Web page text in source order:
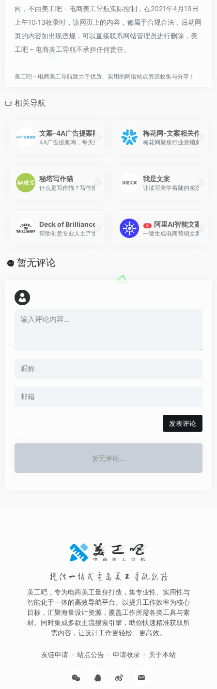
向，不由美工吧 – 电商美工导航实际控制，在2021年4月19日
上午10:13收录时，该网页上的内容，都属于合规合法，后期网
页的内容如出现违规，可以直接联系网站管理员进行删除，美
工吧 – 电商美工导航不承担任何责任。
美工吧 – 电商美工导航致力于优质、实用的网络站点资源收集与分享！
相关导航
文案-4A广告提案网
4A广告提案网，每天更新全球最新最热的广告圈资讯、创意；关注
梅花网-文案相关作品
梅花网聚焦行业营销案例，
秘塔写作猫
什么是写作猫？写作猫是新一代AI写作伴侣，帮你推敲用语、斟酌
我是文案
让读写美学着陆的实践者​，
Deck of Brilliance
帮助创意专业人士产生点子，如果你是靠创意为生的人，那么你应该
顶 阿里AI智能文案
一键生成电商营销文案，通
暂无评论
发表评论
暂无评论...
提供一站式电商美工导航服务
美工吧，专为电商美工量身打造，集专业性、实用性与
智能化于一体的高效导航平台。以提升工作效率为核心
目标，汇聚海量设计资源，覆盖工作所需各类工具与素
材。同时集成多款主流搜索引擎，助你快速精准获取所
需内容，让设计工作更轻松、更高效。
友链申请 站点公告 申请收录 关于本站